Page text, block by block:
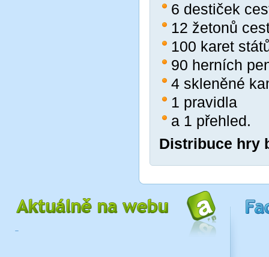
6 destiček
12 žetonů
100 karet
90 herních
4 skleněné
1 pravidla
a 1 přehled.
Distribuce hry